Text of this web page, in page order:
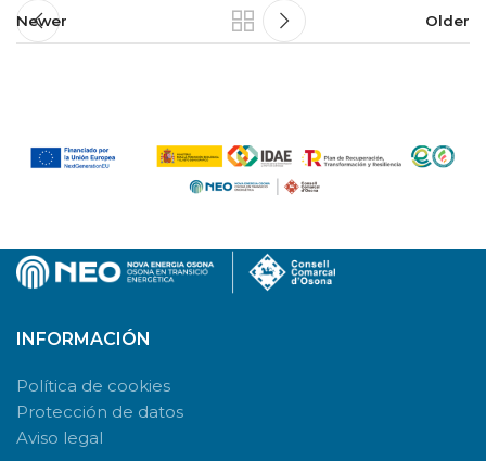
Newer Older
INFORMACIÓN
Política de cookies
Protección de datos
Aviso legal